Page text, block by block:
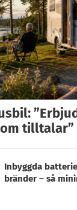
tilltalar”
Inbyggda
bränder – så